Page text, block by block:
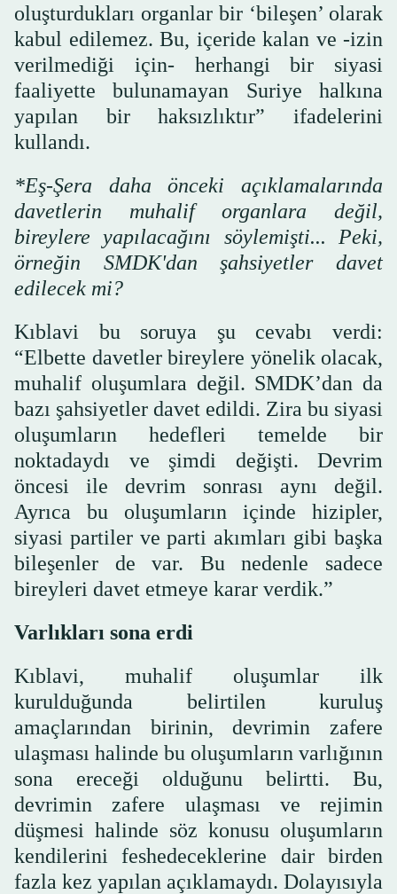
oluşturdukları organlar bir ‘bileşen’ olarak
kabul edilemez. Bu, içeride kalan ve -izin
verilmediği için- herhangi bir siyasi
faaliyette bulunamayan Suriye halkına
yapılan bir haksızlıktır” ifadelerini
kullandı.
*Eş-Şera daha önceki açıklamalarında
davetlerin muhalif organlara değil,
bireylere yapılacağını söylemişti... Peki,
örneğin SMDK'dan şahsiyetler davet
edilecek mi?
Kıblavi bu soruya şu cevabı verdi:
“Elbette davetler bireylere yönelik olacak,
muhalif oluşumlara değil. SMDK’dan da
bazı şahsiyetler davet edildi. Zira bu siyasi
oluşumların hedefleri temelde bir
noktadaydı ve şimdi değişti. Devrim
öncesi ile devrim sonrası aynı değil.
Ayrıca bu oluşumların içinde hizipler,
siyasi partiler ve parti akımları gibi başka
bileşenler de var. Bu nedenle sadece
bireyleri davet etmeye karar verdik.”
Varlıkları sona erdi
Kıblavi, muhalif oluşumlar ilk
kurulduğunda belirtilen kuruluş
amaçlarından birinin, devrimin zafere
ulaşması halinde bu oluşumların varlığının
sona ereceği olduğunu belirtti. Bu,
devrimin zafere ulaşması ve rejimin
düşmesi halinde söz konusu oluşumların
kendilerini feshedeceklerine dair birden
fazla kez yapılan açıklamaydı. Dolayısıyla